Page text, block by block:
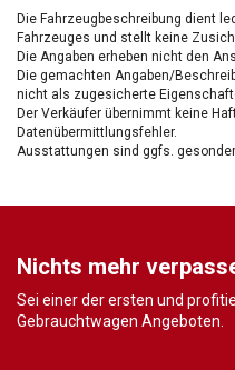
Die Fahrzeugbeschreibung dient
Fahrzeuges und stellt keine
Die Angaben erheben nicht den
Die gemachten Angaben/
nicht als zugesicherte
Der Verkäufer übernimmt keine
Datenübermittlungsfehler.
Ausstattungen sind ggfs.
Nichts mehr
Sei einer der ersten und
Gebrauchtwagen Angeboten.